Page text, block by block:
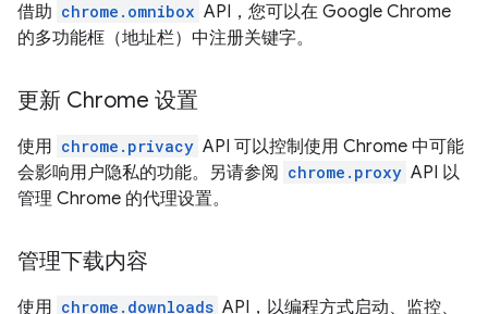
借助 chrome.omnibox API，您可以在 Google Chrome
的多功能框（地址栏）中注册关键字。
更新 Chrome 设置
使用 chrome.privacy API 可以控制使用 Chrome 中可能
会影响用户隐私的功能。另请参阅 chrome.proxy API 以
管理 Chrome 的代理设置。
管理下载内容
使用 chrome.downloads API，以编程方式启动、监控、